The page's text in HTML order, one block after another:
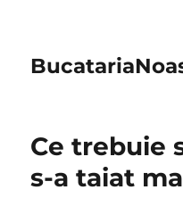
Ce trebuie
s-a taiat